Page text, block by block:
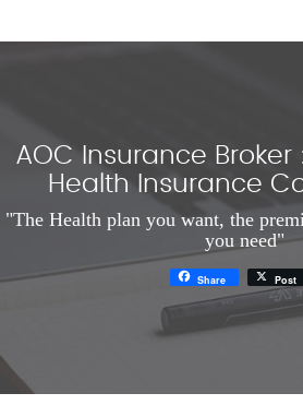
AOC Insurance Broker
Health Insurance
"The Health plan you want, the
you need"
Share Post